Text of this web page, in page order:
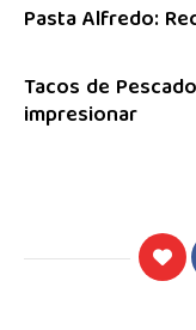
Pasta Alfredo:
Tacos de
impresionar